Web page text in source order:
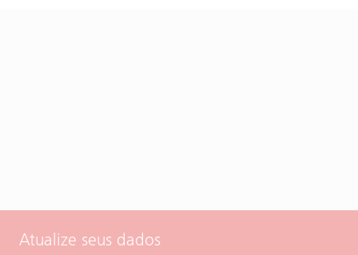
Atualize seus dados